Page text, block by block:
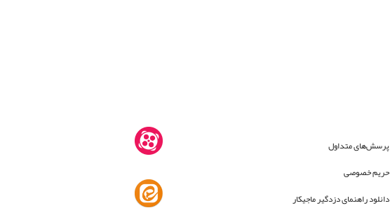
پرسش‌های متداول
حریم خصوصی
دانلود راهنمای دزدگیر ماجیکار